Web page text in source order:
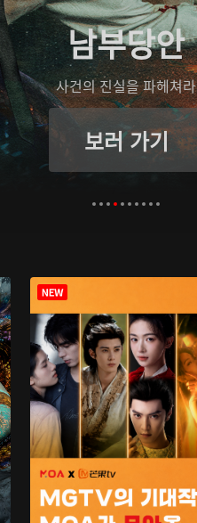
남부당안
사건의 진실을 파헤쳐라
보러 가기